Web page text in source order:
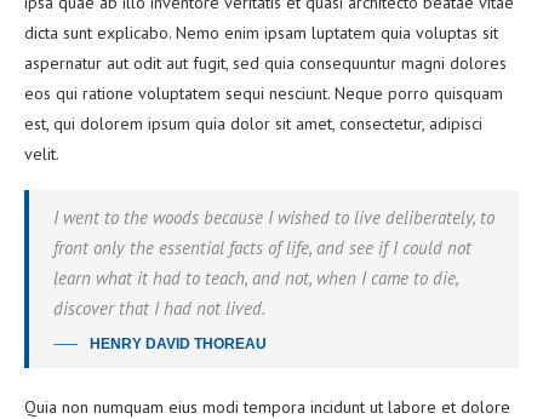
dicta sunt explicabo. Nemo enim ipsam luptatem quia voluptas sit
aspernatur aut odit aut fugit, sed quia consequuntur magni dolores
eos qui ratione voluptatem sequi nesciunt. Neque porro quisquam
est, qui dolorem ipsum quia dolor sit amet, consectetur, adipisci
velit.
I went to the woods because I wished to live deliberately, to
front only the essential facts of life, and see if I could not
learn what it had to teach, and not, when I came to die,
discover that I had not lived.
HENRY DAVID THOREAU
Quia non numquam eius modi tempora incidunt ut labore et dolore